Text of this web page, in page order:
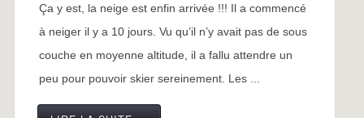
Ça y est, la neige est enfin arrivée !!! Il a commencé
à neiger il y a 10 jours. Vu qu’il n’y avait pas de sous
couche en moyenne altitude, il a fallu attendre un
peu pour pouvoir skier sereinement. Les ...